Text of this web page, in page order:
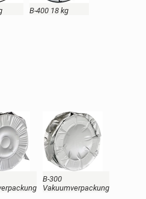
B-400 18 kg
B-300
Vakuumverpackung